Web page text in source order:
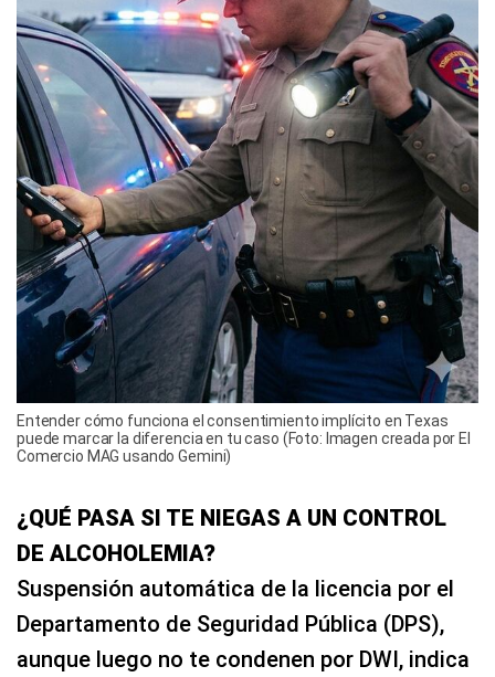
Entender cómo funciona el consentimiento implícito en Texas
puede marcar la diferencia en tu caso (Foto: Imagen creada por El
Comercio MAG usando Gemini)
¿QUÉ PASA SI TE NIEGAS A UN CONTROL
DE ALCOHOLEMIA?
Suspensión automática de la licencia por el
Departamento de Seguridad Pública (DPS),
aunque luego no te condenen por DWI, indica